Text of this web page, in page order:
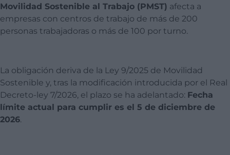
Movilidad Sostenible al Trabajo (PMST) afecta a
empresas con centros de trabajo de más de 200
personas trabajadoras o más de 100 por turno.
La obligación deriva de la Ley 9/2025 de Movilidad
Sostenible y, tras la modificación introducida por el Real
Decreto-ley 7/2026, el plazo se ha adelantado: Fecha
límite actual para cumplir es el 5 de diciembre de
2026.